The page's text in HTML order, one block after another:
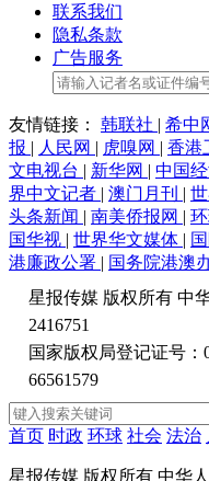
联系我们
隐私条款
广告服务
友情链接： 韩联社 | 希中
报 | 人民网 | 虎嗅网 | 香港
文电视台 | 新华网 | 中国
界中文记者 | 澳门月刊 |
头条新闻 | 南美侨报网 |
国华视 | 世界华文媒体 |
港廉政公署 | 国务院港澳
星报传媒 版权所有 中
2416751
国家版权局登记证号：
66561579
首页 时政 环球 社会 法治
星报传媒 版权所有 中华